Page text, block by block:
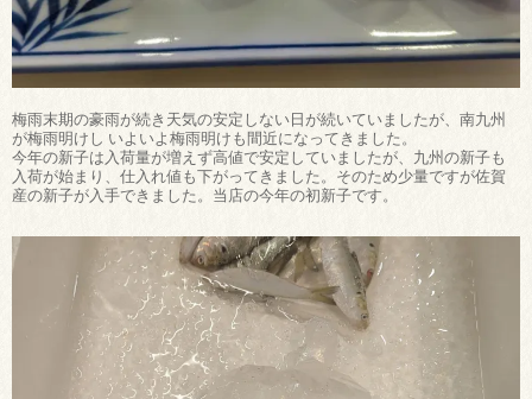
梅雨末期の豪雨が続き天気の安定しない日が続いていましたが、南九州
が梅雨明けし いよいよ梅雨明けも間近になってきました。
今年の新子は入荷量が増えず高値で安定していましたが、九州の新子も
入荷が始まり、仕入れ値も下がってきました。そのため少量ですが佐賀
産の新子が入手できました。当店の今年の初新子です。